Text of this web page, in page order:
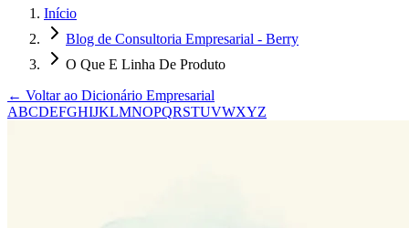
Início
Blog de Consultoria Empresarial - Berry
O Que E Linha De Produto
← Voltar ao Dicionário Empresarial
ABCDEFGHIJKLMNOPQRSTUVWXYZ